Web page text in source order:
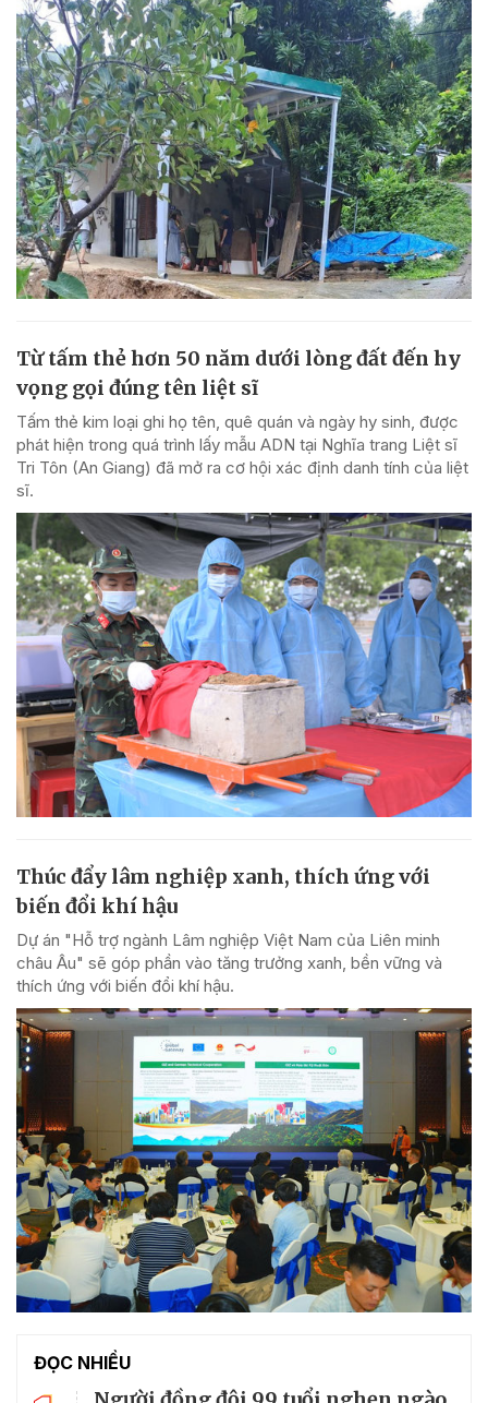
Từ tấm thẻ hơn 50 năm dưới lòng đất đến hy
vọng gọi đúng tên liệt sĩ
Tấm thẻ kim loại ghi họ tên, quê quán và ngày hy sinh, được
phát hiện trong quá trình lấy mẫu ADN tại Nghĩa trang Liệt sĩ
Tri Tôn (An Giang) đã mở ra cơ hội xác định danh tính của liệt
sĩ.
Thúc đẩy lâm nghiệp xanh, thích ứng với
biến đổi khí hậu
Dự án "Hỗ trợ ngành Lâm nghiệp Việt Nam của Liên minh
châu Âu" sẽ góp phần vào tăng trưởng xanh, bền vững và
thích ứng với biến đổi khí hậu.
ĐỌC NHIỀU